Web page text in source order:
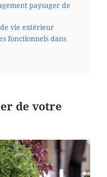
paysager de
vie extérieur
fonctionnels dans
de votre